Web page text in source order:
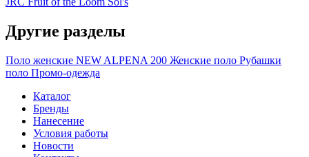
Другие разделы
Поло женские NEW ALPENA 200 Женские поло Рубашки
поло Промо-одежда
Каталог
Бренды
Нанесение
Условия работы
Новости